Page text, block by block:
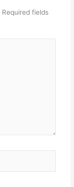
Required fields